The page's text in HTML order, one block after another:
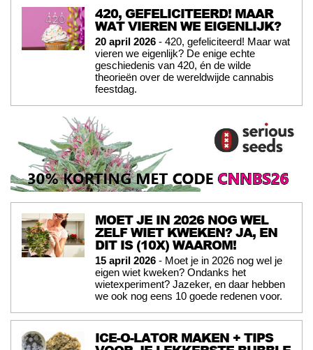
420, GEFELICITEERD! MAAR
WAT VIEREN WE EIGENLIJK?
20 april 2026 - 420, gefeliciteerd! Maar wat
vieren we eigenlijk? De enige echte
geschiedenis van 420, én de wilde
theorieën over de wereldwijde cannabis
feestdag.
MOET JE IN 2026 NOG WEL
ZELF WIET KWEKEN? JA, EN
DIT IS (10X) WAAROM!
15 april 2026 - Moet je in 2026 nog wel je
eigen wiet kweken? Ondanks het
wietexperiment? Jazeker, en daar hebben
we ook nog eens 10 goede redenen voor.
ICE-O-LATOR MAKEN + TIPS